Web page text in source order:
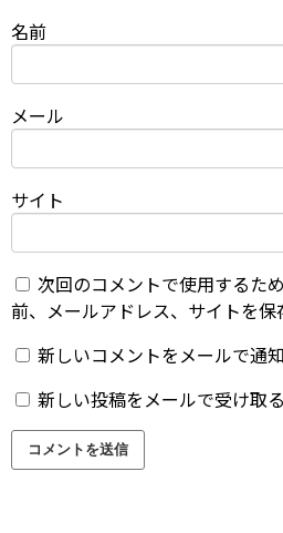
名前
メール
サイト
次回のコメントで使用するた
前、メールアドレス、サイトを保
新しいコメントをメールで通知
新しい投稿をメールで受け取る